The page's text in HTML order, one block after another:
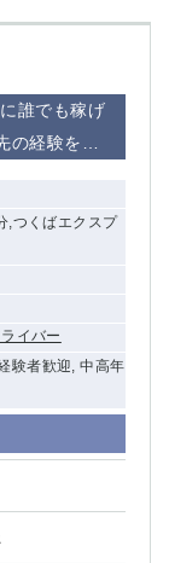
誰でも稼げ
の経験を…
,つくばエクスプ
イバー
験者歓迎, 中高年